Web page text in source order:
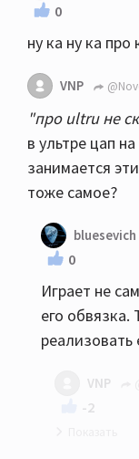
0
ну ка ну ка
VNP
"про ultru не
в ультре цап
занимается
тоже самое?
bluesevich
0
Играет не
его обвязка.
реализовать
VNP
-2